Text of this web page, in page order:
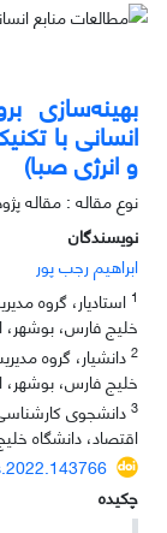
بهینه‌سازی
انسانی با
و انرژی صبا)
نوع مقاله : مقاله
نویسندگان
ابراهیم رجب پور
1 استادیار، گروه
خلیج فارس، بوشهر،
2 دانشیار، گروه
خلیج فارس، بوشهر،
3 دانشجوی
اقتصاد، دانشگاه
چکیده